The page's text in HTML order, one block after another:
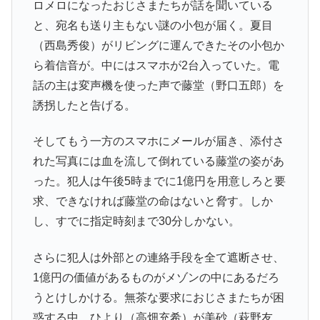
ロメロになったおじさまたちが話を聞いている
と、宛名も送り主もない謎の小包が届く。夏目
（西島秀俊）がリビングに運んできたその小包か
ら着信音が。中にはスマホが2台入っていた。電
話の主は変声機を使った声で藤堂（野口五郎）を
誘拐したと告げる。
そしてもう一方のスマホにメールが届き、添付さ
れた写真には血を流して倒れている藤堂の姿があ
った。犯人は午後5時までに1億円を用意しろと要
求、できなければ藤堂の命はないと脅す。しか
し、すでに指定時刻まで30分しかない。
さらに犯人は外部との連絡手段を全て遮断させ、
1億円の価値があるものがメゾンの中にあるだろ
うとけしかける。無茶な要求におじさまたちが困
惑する中、ひより（高畑充希）が美砂（萩野友